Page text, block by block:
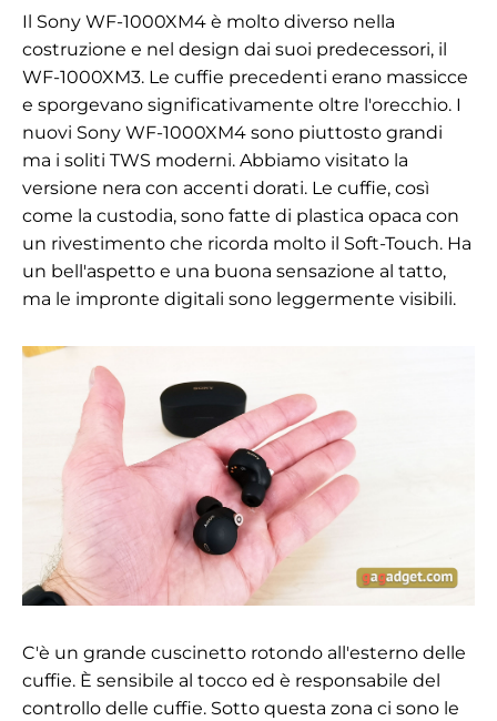
Il Sony WF-1000XM4 è molto diverso nella
costruzione e nel design dai suoi predecessori, il
WF-1000XM3. Le cuffie precedenti erano massicce
e sporgevano significativamente oltre l'orecchio. I
nuovi Sony WF-1000XM4 sono piuttosto grandi
ma i soliti TWS moderni. Abbiamo visitato la
versione nera con accenti dorati. Le cuffie, così
come la custodia, sono fatte di plastica opaca con
un rivestimento che ricorda molto il Soft-Touch. Ha
un bell'aspetto e una buona sensazione al tatto,
ma le impronte digitali sono leggermente visibili.
C'è un grande cuscinetto rotondo all'esterno delle
cuffie. È sensibile al tocco ed è responsabile del
controllo delle cuffie. Sotto questa zona ci sono le